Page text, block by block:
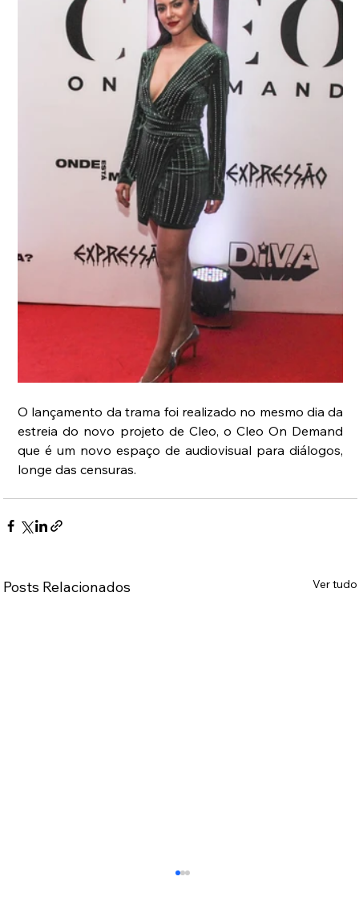
O lançamento da trama foi realizado no mesmo dia da
estreia do novo projeto de Cleo, o Cleo On Demand
que é um novo espaço de audiovisual para diálogos,
longe das censuras.
Posts Relacionados Ver tudo